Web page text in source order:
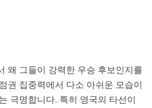
왜 그들이 강력한 우승 후보인지를
권 집중력에서 다소 아쉬운 모습이
극명합니다. 특히 영국의 타선이